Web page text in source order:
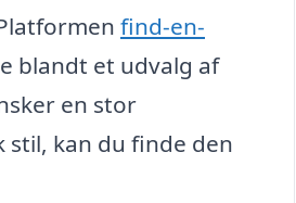
find-en-
blandt et udvalg af
en stor
kan du finde den